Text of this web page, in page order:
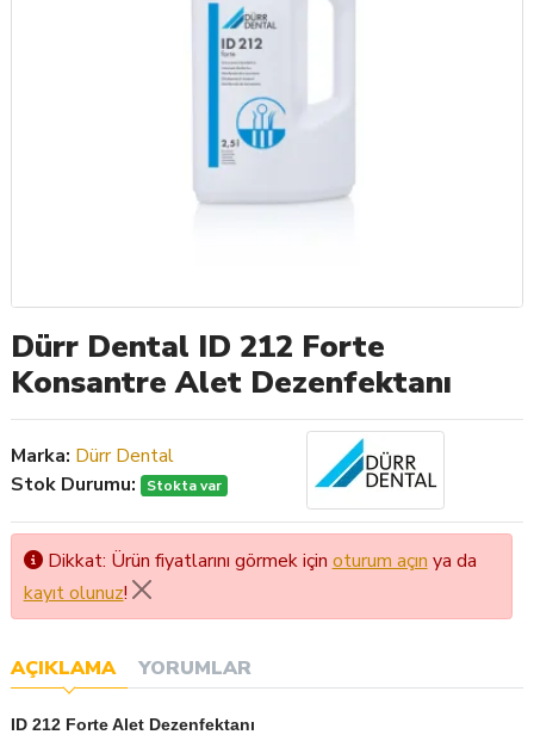
Dürr Dental ID 212 Forte
Konsantre Alet Dezenfektanı
Marka: Dürr Dental
Stok Durumu:
Stokta var
Dikkat: Ürün fiyatlarını görmek için oturum açın ya da
kayıt olunuz!
AÇIKLAMA YORUMLAR
ID 212 Forte Alet Dezenfektanı